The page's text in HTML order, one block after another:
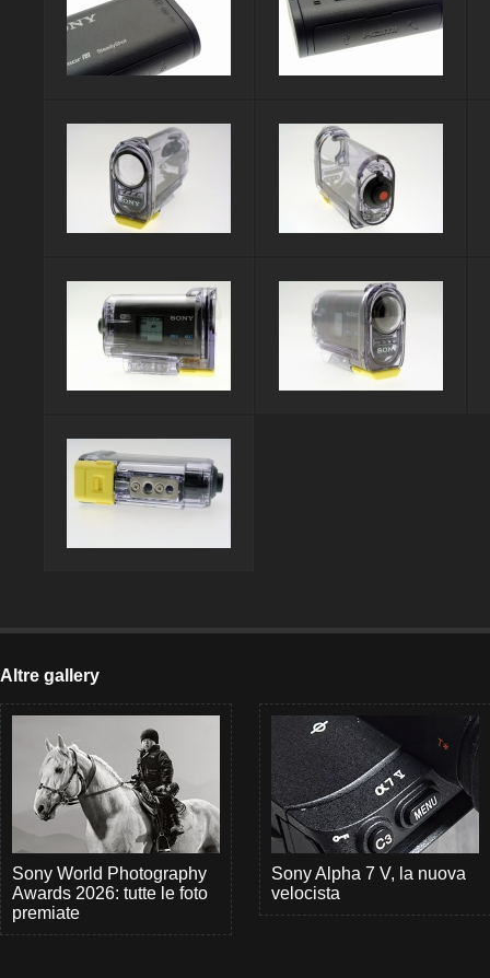
Altre gallery
Sony World Photography
Awards 2026: tutte le foto
premiate
Sony Alpha 7 V, la nuova
velocista